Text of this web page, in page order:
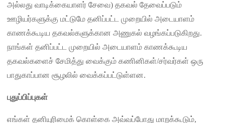
அல்லது வாடிக்கையாளர் சேவை) தகவல் தேவைப்படும்
ஊழியர்களுக்கு மட்டுமே தனிப்பட்ட முறையில் அடையாளம்
காணக்கூடிய தகவல்களுக்கான அணுகல் வழங்கப்படுகிறது.
நாங்கள் தனிப்பட்ட முறையில் அடையாளம் காணக்கூடிய
தகவல்களைச் சேமித்து வைக்கும் கணினிகள்/சர்வர்கள் ஒரு
பாதுகாப்பான சூழலில் வைக்கப்பட்டுள்ளன.
புதுப்பிப்புகள்
எங்கள் தனியுரிமைக் கொள்கை அவ்வப்போது மாறக்கூடும்,